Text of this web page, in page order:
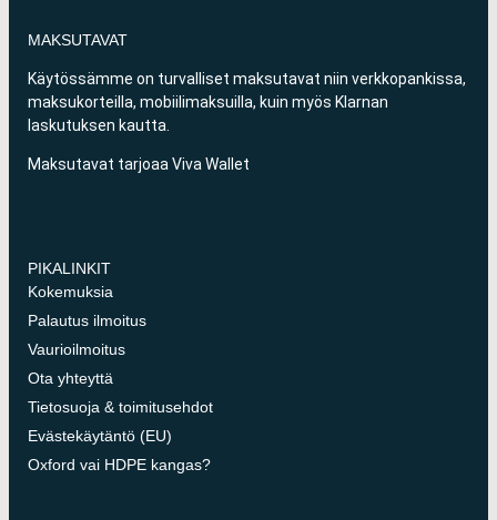
MAKSUTAVAT
Käytössämme on turvalliset maksutavat niin verkkopankissa,
maksukorteilla, mobiilimaksuilla, kuin myös Klarnan
laskutuksen kautta.
Maksutavat tarjoaa Viva Wallet
PIKALINKIT
Kokemuksia
Palautus ilmoitus
Vaurioilmoitus
Ota yhteyttä
Tietosuoja & toimitusehdot
Evästekäytäntö (EU)
Oxford vai HDPE kangas?